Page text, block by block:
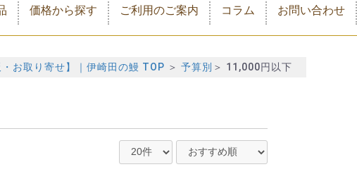
価格から探す
5,000円以下
6,500円以下
7,000円以下
8,000円以下
9,000円以下
10,000円以下
11,000円以下
12,000円以下
13,000円以下
15,000円以下
17,000円以下
19,000円以下
21,000円以下
23,000円以下
30,000円以下
ご利用のご案内 コラム お問い合わせ
お取り寄せ】｜伊崎田の鰻 TOP ＞ 予算別 ＞ 11,000円以下